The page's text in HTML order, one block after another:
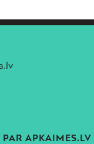
PAR APKAIMES.LV